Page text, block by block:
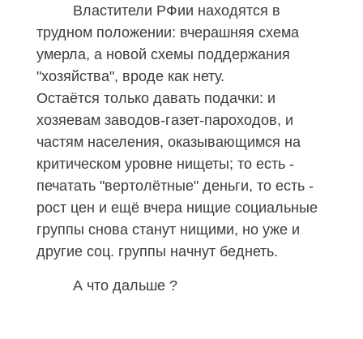
Властители РФии находятся в
трудном положении: вчерашняя схема
умерла, а новой схемы поддержания
"хозяйства", вроде как нету.
Остаётся только давать подачки: и
хозяевам заводов-газет-пароходов, и
частям населения, оказывающимся на
критическом уровне нищеты; то есть -
печатать "вертолётные" деньги, то есть -
рост цен и ещё вчера нищие социальные
группы снова станут нищими, но уже и
другие соц. группы начнут беднеть.
А что дальше ?